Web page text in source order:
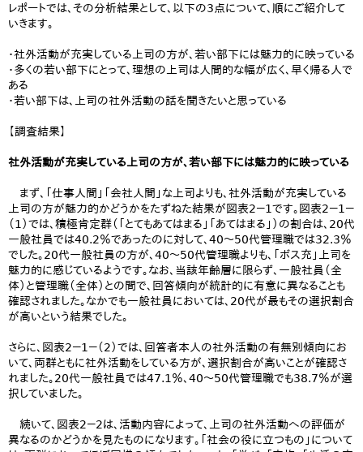
レポートでは、その分析結果として、以下の3点について、順にご紹介して
いきます。
・社外活動が充実している上司の方が、若い部下には魅力的に映っている
・多くの若い部下にとって、理想の上司は人間的な幅が広く、早く帰る人で
ある
・若い部下は、上司の社外活動の話を聞きたいと思っている
【調査結果】
社外活動が充実している上司の方が、若い部下には魅力的に映っている
まず、「仕事人間」「会社人間」な上司よりも、社外活動が充実している
上司の方が魅力的かどうかをたずねた結果が図表2－1です。図表2－1－
（1）では、積極肯定群（「とてもあてはまる」「あてはまる」）の割合は、20代
一般社員では40.2％であったのに対して、40～50代管理職では32.3％
でした。20代一般社員の方が、40～50代管理職よりも、「ボス充」上司を
魅力的に感じているようです。なお、当該年齢層に限らず、一般社員（全
体）と管理職（全体）との間で、回答傾向が統計的に有意に異なることも
確認されました。なかでも一般社員においては、20代が最もその選択割合
が高いという結果でした。
さらに、図表2－1－（2）では、回答者本人の社外活動の有無別傾向にお
いて、両群ともに社外活動をしている方が、選択割合が高いことが確認さ
れました。20代一般社員では47.1％、40～50代管理職でも38.7％が選
択していました。
続いて、図表2－2は、活動内容によって、上司の社外活動への評価が
異なるのかどうかを見たものになります。「社会の役に立つもの」について